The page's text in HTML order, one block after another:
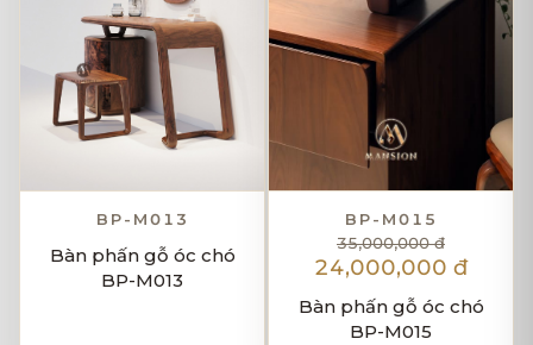
BP-M013
Bàn phấn gỗ óc chó
BP-M013
BP-M015
35,000,000 đ
24,000,000 đ
Bàn phấn gỗ óc chó
BP-M015